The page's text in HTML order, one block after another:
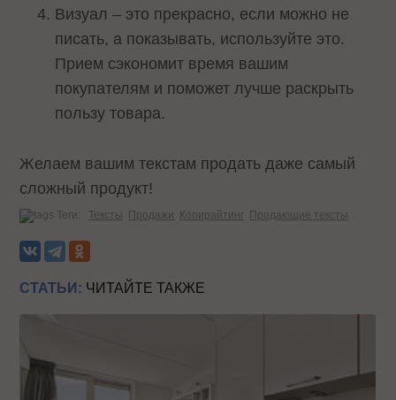
Визуал – это прекрасно, если можно не
писать, а показывать, используйте это.
Прием сэкономит время вашим
покупателям и поможет лучше раскрыть
пользу товара.
Желаем вашим текстам продать даже самый
сложный продукт!
Теги: Тексты Продажи Копирайтинг Продающие тексты
СТАТЬИ: ЧИТАЙТЕ ТАКЖЕ